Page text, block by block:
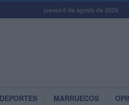
jueves 6 de agosto de 2026
DEPORTES MARRUECOS